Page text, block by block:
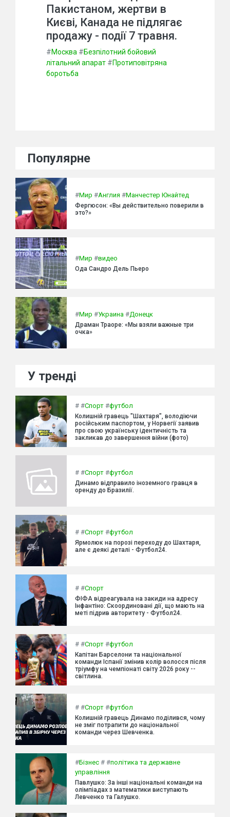
Пакистаном, жертви в
Києві, Канада не підлягає
продажу - події 7 травня.
#Москва #Безпілотний бойовий
літальний апарат #Протиповітряна
боротьба
Популярне
#Мир #Англия #Манчестер Юнайтед
Фергюсон: «Вы действительно поверили в
это?»
#Мир #видео
Ода Сандро Дель Пьеро
#Мир #Украина #Донецк
Драман Траоре: «Мы взяли важные три
очка»
У тренді
# #Спорт #футбол
Колишній гравець "Шахтаря", володіючи
російським паспортом, у Норвегії заявив
про свою українську ідентичність та
закликав до завершення війни (фото)
# #Спорт #футбол
Динамо відправило іноземного гравця в
оренду до Бразилії.
# #Спорт #футбол
Ярмолюк на порозі переходу до Шахтаря,
але є деякі деталі - Футбол24.
# #Спорт
ФІФА відреагувала на закиди на адресу
Інфантіно: Скоординовані дії, що мають на
меті підрив авторитету - Футбол24.
# #Спорт #футбол
Капітан Барселони та національної
команди Іспанії змінив колір волосся після
тріумфу на чемпіонаті світу 2026 року --
світлина.
# #Спорт #футбол
Колишній гравець Динамо поділився, чому
не зміг потрапити до національної
команди через Шевченка.
#Бізнес # #політика та державне
управління
Павлушко: За інші національні команди на
олімпіадах з математики виступають
Левченко та Галушко.